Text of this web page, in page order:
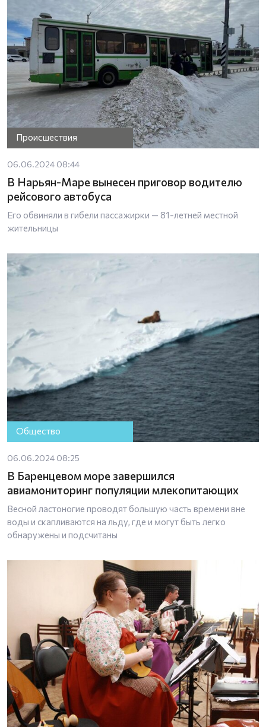
Происшествия
06.06.2024 08:44
В Нарьян-Маре вынесен приговор водителю
рейсового автобуса
Его обвиняли в гибели пассажирки — 81-летней местной
жительницы
Общество
06.06.2024 08:25
В Баренцевом море завершился
авиамониторинг популяции млекопитающих
Весной ластоногие проводят большую часть времени вне
воды и скапливаются на льду, где и могут быть легко
обнаружены и подсчитаны